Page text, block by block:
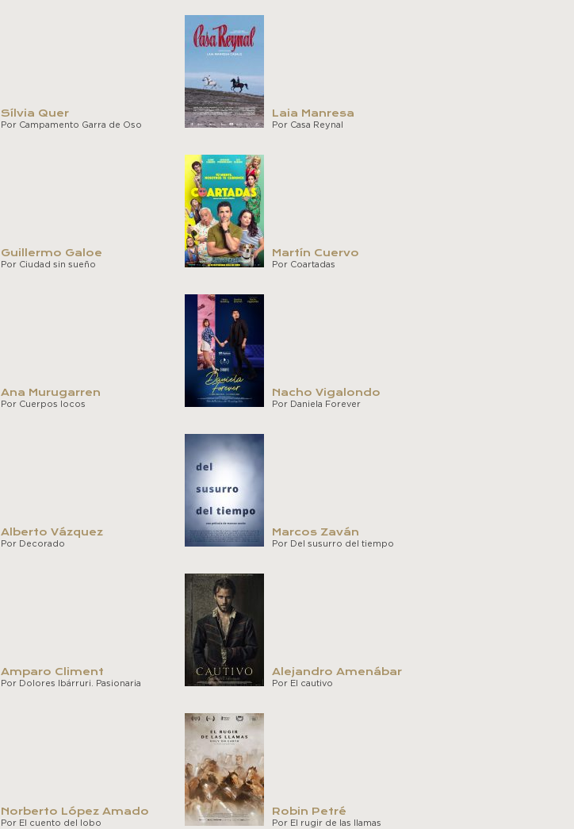
Sílvia Quer
Por Campamento Garra de Oso
Laia Manresa
Por Casa Reynal
Guillermo Galoe
Por Ciudad sin sueño
Martín Cuervo
Por Coartadas
Ana Murugarren
Por Cuerpos locos
Nacho Vigalondo
Por Daniela Forever
Alberto Vázquez
Por Decorado
Marcos Zaván
Por Del susurro del tiempo
Amparo Climent
Por Dolores Ibárruri. Pasionaria
Alejandro Amenábar
Por El cautivo
Norberto López Amado
Por El cuento del lobo
Robin Petré
Por El rugir de las llamas